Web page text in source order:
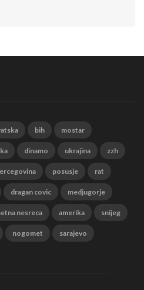
bih mostar
dinamo ukrajina zzh
posusje rat
dragan covic medjugorje
nesreca amerika snijeg
nogomet sarajevo